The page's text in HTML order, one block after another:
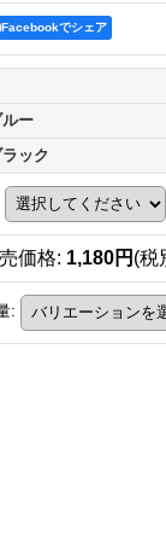
Facebookでシェア
ー
ック
価格: 1,180円 (税
: